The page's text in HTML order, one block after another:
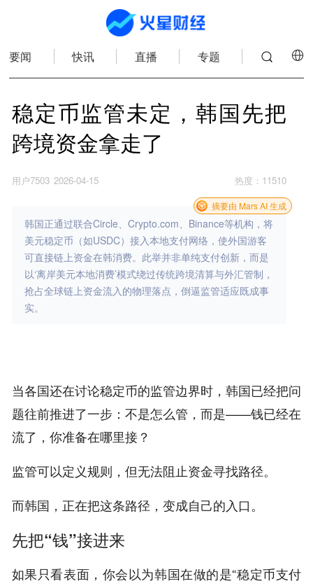
要闻 快讯 直播 专题
稳定币监管未定，韩国先把
跨境资金拿走了
用户7503 2026-04-15 热度 ： 11510
韩国正通过联合Circle、Crypto.com、Binance等机构，将
美元稳定币（如USDC）接入本地支付网络，使外国游客
可直接链上资金在韩消费。此举并非单纯支付创新，而是
以‘离岸美元本地消费’模式绕过传统跨境清算与外汇管制，
抢占全球链上资金流入的物理落点，倒逼监管适应既成事
实。
摘要由 Mars AI 生成
当各国还在讨论稳定币的监管边界时，韩国已经把问
题往前推进了一步：不是怎么管，而是——钱已经在
流了，你准备在哪里接？
监管可以定义规则，但无法阻止资金寻找路径。
而韩国，正在把这条路径，变成自己的入口。
先把“钱”接进来
如果只看表面，你会以为韩国在做的是“稳定币支付